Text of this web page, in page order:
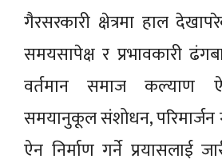
गैरसरकारी क्षेत्रमा हाल
समयसापेक्ष र प्रभावकारी
वर्तमान समाज कल्याण
समयानुकूल संशोधन,
ऐन निर्माण गर्ने प्रयासलाई